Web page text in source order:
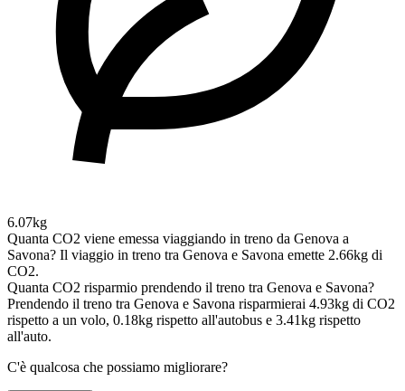
6.07kg
Quanta CO2 viene emessa viaggiando in treno da Genova a
Savona? Il viaggio in treno tra Genova e Savona emette 2.66kg di
CO2.
Quanta CO2 risparmio prendendo il treno tra Genova e Savona?
Prendendo il treno tra Genova e Savona risparmierai 4.93kg di CO2
rispetto a un volo, 0.18kg rispetto all'autobus e 3.41kg rispetto
all'auto.
C'è qualcosa che possiamo migliorare?